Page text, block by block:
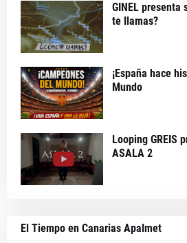
GINEL presenta
te llamas?
¡España hace
Mundo
Looping GREIS
ASALA 2
El Tiempo en Canarias Apalmet